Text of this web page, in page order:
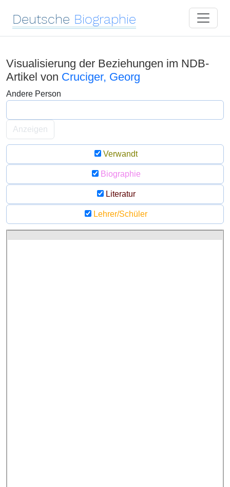
Deutsche Biographie
Visualisierung der Beziehungen im NDB-
Artikel von Cruciger, Georg
Andere Person
Anzeigen
Verwandt
Biographie
Literatur
Lehrer/Schüler